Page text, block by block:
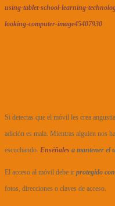
Si detectas que el móvil les crea
adición es mala. Mientras alguien nos
escuchando. Enséñales a mantener el
El acceso al móvil debe ir protegido
fotos, direcciones o claves de acceso.